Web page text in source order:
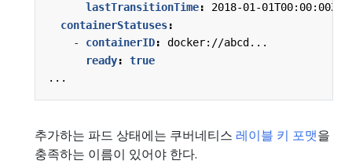
lastTransitionTime:
2018-01-01T00:00:00Z
containerStatuses:
- containerID:
docker://abcd...
ready:
true
...
추가하는 파드 상태에는 쿠버네티스 레이블 키 포맷을
충족하는 이름이 있어야 한다.